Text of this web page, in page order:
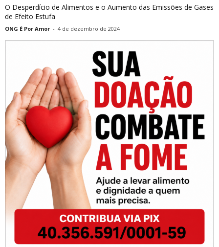
O Desperdício de Alimentos e o Aumento das Emissões de Gases
de Efeito Estufa
ONG É Por Amor - 4 de dezembro de 2024